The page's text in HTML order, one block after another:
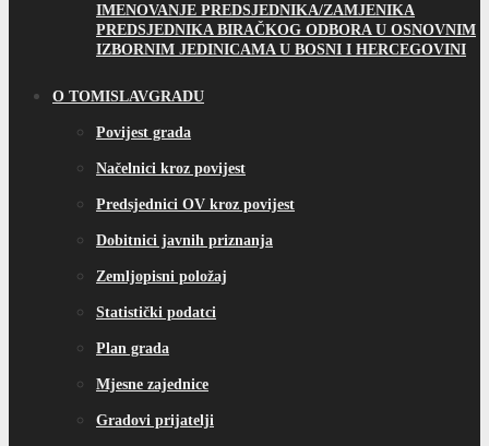
IMENOVANJE PREDSJEDNIKA/ZAMJENIKA
PREDSJEDNIKA BIRAČKOG ODBORA U OSNOVNIM
IZBORNIM JEDINICAMA U BOSNI I HERCEGOVINI
O TOMISLAVGRADU
Povijest grada
Načelnici kroz povijest
Predsjednici OV kroz povijest
Dobitnici javnih priznanja
Zemljopisni položaj
Statistički podatci
Plan grada
Mjesne zajednice
Gradovi prijatelji